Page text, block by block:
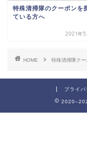
特殊清掃隊のクーポンを
ている方へ
2021年5
HOME 特殊清掃隊クー
プライ